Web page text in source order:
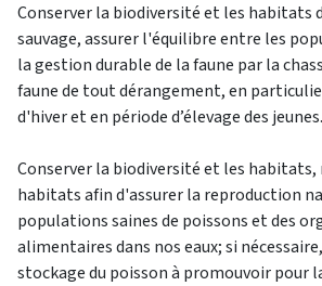
Conserver la biodiversité et les habitats
sauvage, assurer l'équilibre entre les
la gestion durable de la faune par la
faune de tout dérangement, en
d'hiver et en période d’élevage des jeunes.
Conserver la biodiversité et les habitats,
habitats afin d'assurer la reproduction
populations saines de poissons et des
alimentaires dans nos eaux; si
stockage du poisson à promouvoir pour